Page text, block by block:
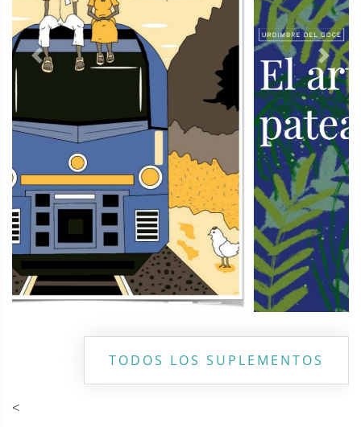
Previous Next
TODOS LOS SUPLEMENTOS
<